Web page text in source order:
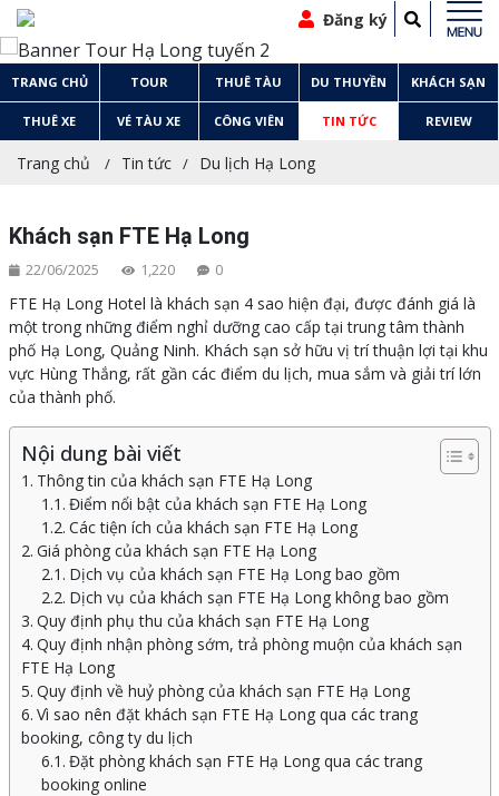
Đăng ký
TRANG CHỦ TOUR THUÊ TÀU DU THUYỀN KHÁCH SẠN
THUÊ XE VÉ TÀU XE CÔNG VIÊN TIN TỨC REVIEW
Trang chủ Tin tức Du lịch Hạ Long
Khách sạn FTE Hạ Long
22/06/2025 1,220 0
FTE Hạ Long Hotel là khách sạn 4 sao hiện đại, được đánh giá là
một trong những điểm nghỉ dưỡng cao cấp tại trung tâm thành
phố Hạ Long, Quảng Ninh. Khách sạn sở hữu vị trí thuận lợi tại khu
vực Hùng Thắng, rất gần các điểm du lịch, mua sắm và giải trí lớn
của thành phố.
Nội dung bài viết
Thông tin của khách sạn FTE Hạ Long
Điểm nổi bật của khách sạn FTE Hạ Long
Các tiện ích của khách sạn FTE Hạ Long
Giá phòng của khách sạn FTE Hạ Long
Dịch vụ của khách sạn FTE Hạ Long bao gồm
Dịch vụ của khách sạn FTE Hạ Long không bao gồm
Quy định phụ thu của khách sạn FTE Hạ Long
Quy định nhận phòng sớm, trả phòng muộn của khách sạn
FTE Hạ Long
Quy định về huỷ phòng của khách sạn FTE Hạ Long
Vì sao nên đặt khách sạn FTE Hạ Long qua các trang
booking, công ty du lịch
Đặt phòng khách sạn FTE Hạ Long qua các trang
booking online